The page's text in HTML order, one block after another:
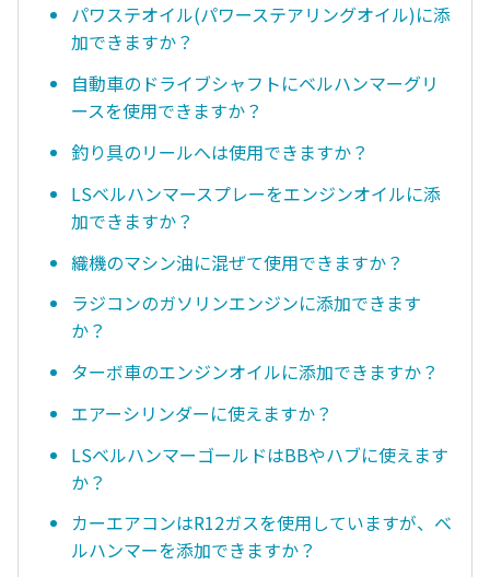
パワステオイル(パワーステアリングオイル)に添
加できますか？
自動車のドライブシャフトにベルハンマーグリ
ースを使用できますか？
釣り具のリールへは使用できますか？
LSベルハンマースプレーをエンジンオイルに添
加できますか？
織機のマシン油に混ぜて使用できますか？
ラジコンのガソリンエンジンに添加できます
か？
ターボ車のエンジンオイルに添加できますか？
エアーシリンダーに使えますか？
LSベルハンマーゴールドはBBやハブに使えます
か？
カーエアコンはR12ガスを使用していますが、ベ
ルハンマーを添加できますか？